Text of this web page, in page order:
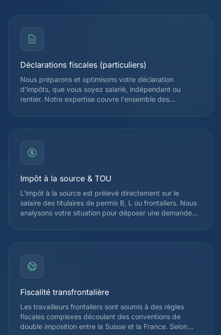
Déclarations fiscales (particuliers)
Nous préparons et optimisons votre déclaration
d'impôts, que vous soyez salarié, indépendant ou
rentier. Notre expertise couvre l'ensemble des
cantonale et fédérale, afin de réduire légalement votre
charge fiscale. Chaque déclaration est vérifiée par un
Impôt à la source & TOU
L'impôt à la source est prélevé directement sur le
salaire des titulaires de permis B, L ou frontaliers. Nous
analysons votre situation pour déposer une demande
est avantageuse, ce qui permet souvent de récupérer
plusieurs milliers de francs. Depuis 2021, la révision de
nombreux contribuables.
Fiscalité transfrontalière
Les travailleurs frontaliers sont soumis à des règles
fiscales complexes découlant des conventions de
double imposition entre la Suisse et la France. Selon